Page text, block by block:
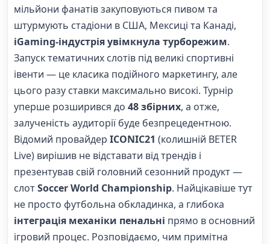
мільйони фанатів закуповуються пивом та
штурмують стадіони в США, Мексиці та Канаді,
iGaming-індустрія увімкнула турборежим.
Запуск тематичних слотів під великі спортивні
івенти — це класика подійного маркетингу, але
цього разу ставки максимально високі. Турнір
уперше розширився до 48 збірних, а отже,
залученість аудиторії буде безпрецедентною.
Відомий провайдер ICONIC21 (колишній BETER
Live) вирішив не відставати від трендів і
презентував свій головний сезонний продукт —
слотSoccer World Championship. Найцікавіше тут
не просто футбольна обкладинка, а глибока
інтеграція механіки пенальні прямо в основний
ігровий процес. Розповідаємо, чим примітна